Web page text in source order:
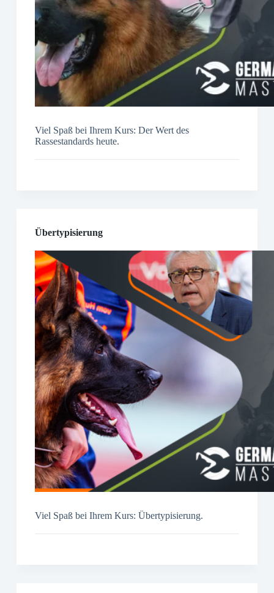
Viel Spaß bei Ihrem Kurs: Der Wert des
Rassestandards heute.
Übertypisierung
Viel Spaß bei Ihrem Kurs: Übertypisierung.